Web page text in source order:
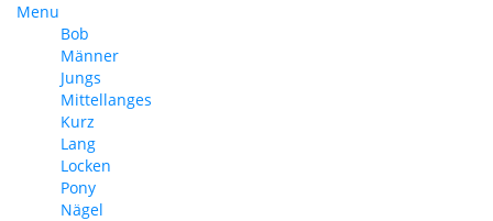
Menu
Bob
Männer
Jungs
Mittellanges
Kurz
Lang
Locken
Pony
Nägel